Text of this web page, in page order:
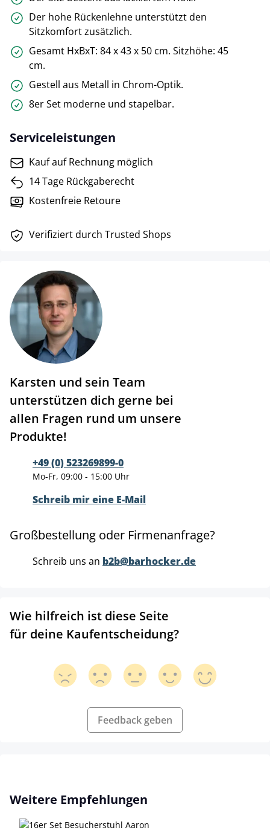
Der hohe Rückenlehne unterstützt den
Sitzkomfort zusätzlich.
Gesamt HxBxT: 84 x 43 x 50 cm. Sitzhöhe: 45
cm.
Gestell aus Metall in Chrom-Optik.
8er Set moderne und stapelbar.
Serviceleistungen
Kauf auf Rechnung möglich
14 Tage Rückgaberecht
Kostenfreie Retoure
Verifiziert durch Trusted Shops
Karsten und sein Team
unterstützen dich gerne bei
allen Fragen rund um unsere
Produkte!
+49 (0) 523269899-0
Mo-Fr, 09:00 - 15:00 Uhr
Schreib mir eine E-Mail
Großbestellung oder Firmenanfrage?
Schreib uns an b2b@barhocker.de
Wie hilfreich ist diese Seite
für deine Kaufentscheidung?
Feedback geben
Produktgalerie überspringen
Weitere Empfehlungen